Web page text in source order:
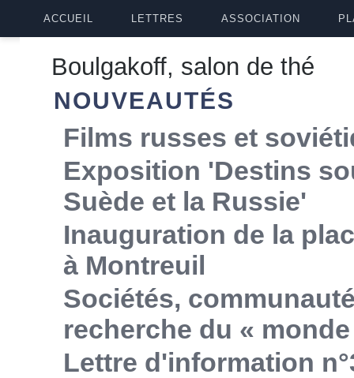
ACCUEIL LETTRES ASSOCIATION
Boulgakoff, salon de thé
NOUVEAUTÉS
Films russes et
Exposition 'Destins
Suède et la Russie'
Inauguration de la
à Montreuil
Sociétés,
recherche du «
Lettre d'information